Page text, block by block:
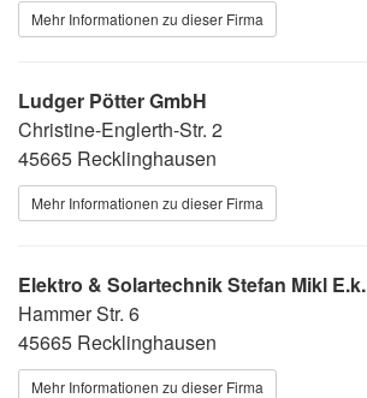
Mehr Informationen zu dieser Firma
Ludger Pötter GmbH
Christine-Englerth-Str. 2
45665 Recklinghausen
Mehr Informationen zu dieser Firma
Elektro & Solartechnik Stefan Mikl E.k.
Hammer Str. 6
45665 Recklinghausen
Mehr Informationen zu dieser Firma